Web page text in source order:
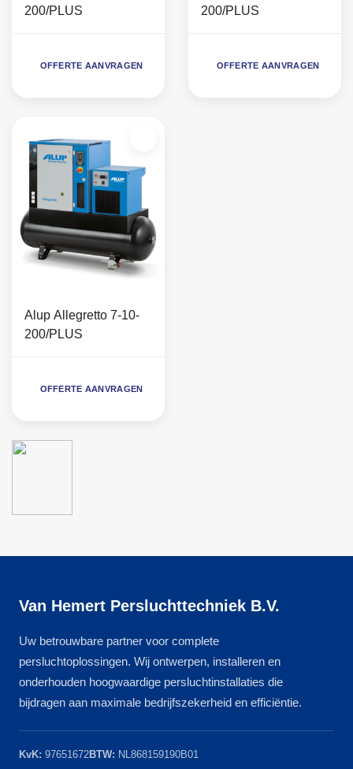
200/PLUS
OFFERTE AANVRAGEN
200/PLUS
OFFERTE AANVRAGEN
Alup Allegretto 7-10-
200/PLUS
OFFERTE AANVRAGEN
Van Hemert Persluchttechniek B.V.
Uw betrouwbare partner voor complete
persluchtoplossingen. Wij ontwerpen, installeren en
onderhouden hoogwaardige persluchtinstallaties die
bijdragen aan maximale bedrijfszekerheid en efficiëntie.
KvK: 97651672BTW: NL868159190B01